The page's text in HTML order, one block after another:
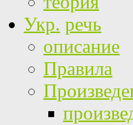
Укр. речь
описание
Правила